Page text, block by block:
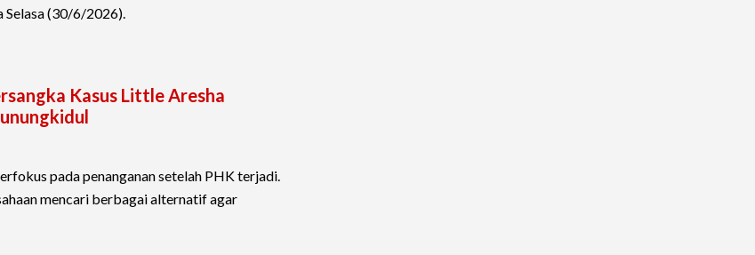
Selasa (30/6/2026).
Kasus Little Aresha
pada penanganan setelah PHK terjadi.
mencari berbagai alternatif agar